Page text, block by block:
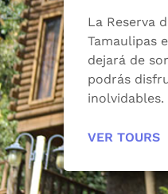
La Reserva
Tamaulipas
dejará de
podrás
inolvidables.
VER TOURS